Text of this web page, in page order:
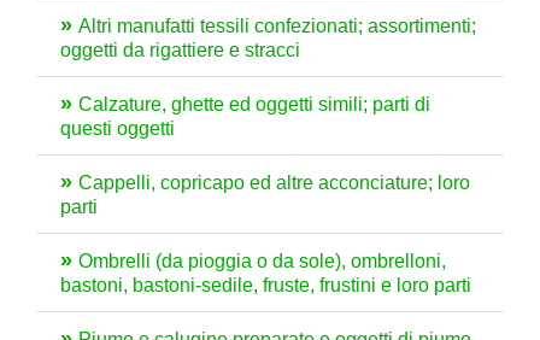
Altri manufatti tessili confezionati; assortimenti;
oggetti da rigattiere e stracci
Calzature, ghette ed oggetti simili; parti di
questi oggetti
Cappelli, copricapo ed altre acconciature; loro
parti
Ombrelli (da pioggia o da sole), ombrelloni,
bastoni, bastoni-sedile, fruste, frustini e loro parti